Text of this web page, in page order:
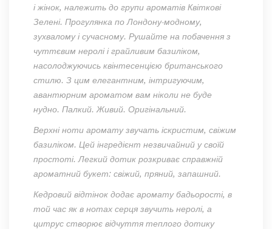
і жінок, належить до групи ароматів Квіткові
Зелені. Прогулянка по Лондону-модному,
зухвалому і сучасному. Рушайте на побачення з
чуттєвим неролі і грайливим базиліком,
насолоджуючись квінтесенцією британського
стилю. З цим елегантним, інтригуючим,
авантюрним ароматом вам ніколи не буде
нудно. Палкий. Живий. Оригінальний.
Верхні ноти аромату звучать іскристим, свіжим
базиліком. Цей інгредієнт незвичайний у своїй
простоті. Легкий дотик розкриває справжній
ароматний букет: свіжий, пряний, запашний.
Кедровий відтінок додає аромату бадьорості, в
той час як в нотах серця звучить неролі, а
цитрус створює відчуття теплого дотику